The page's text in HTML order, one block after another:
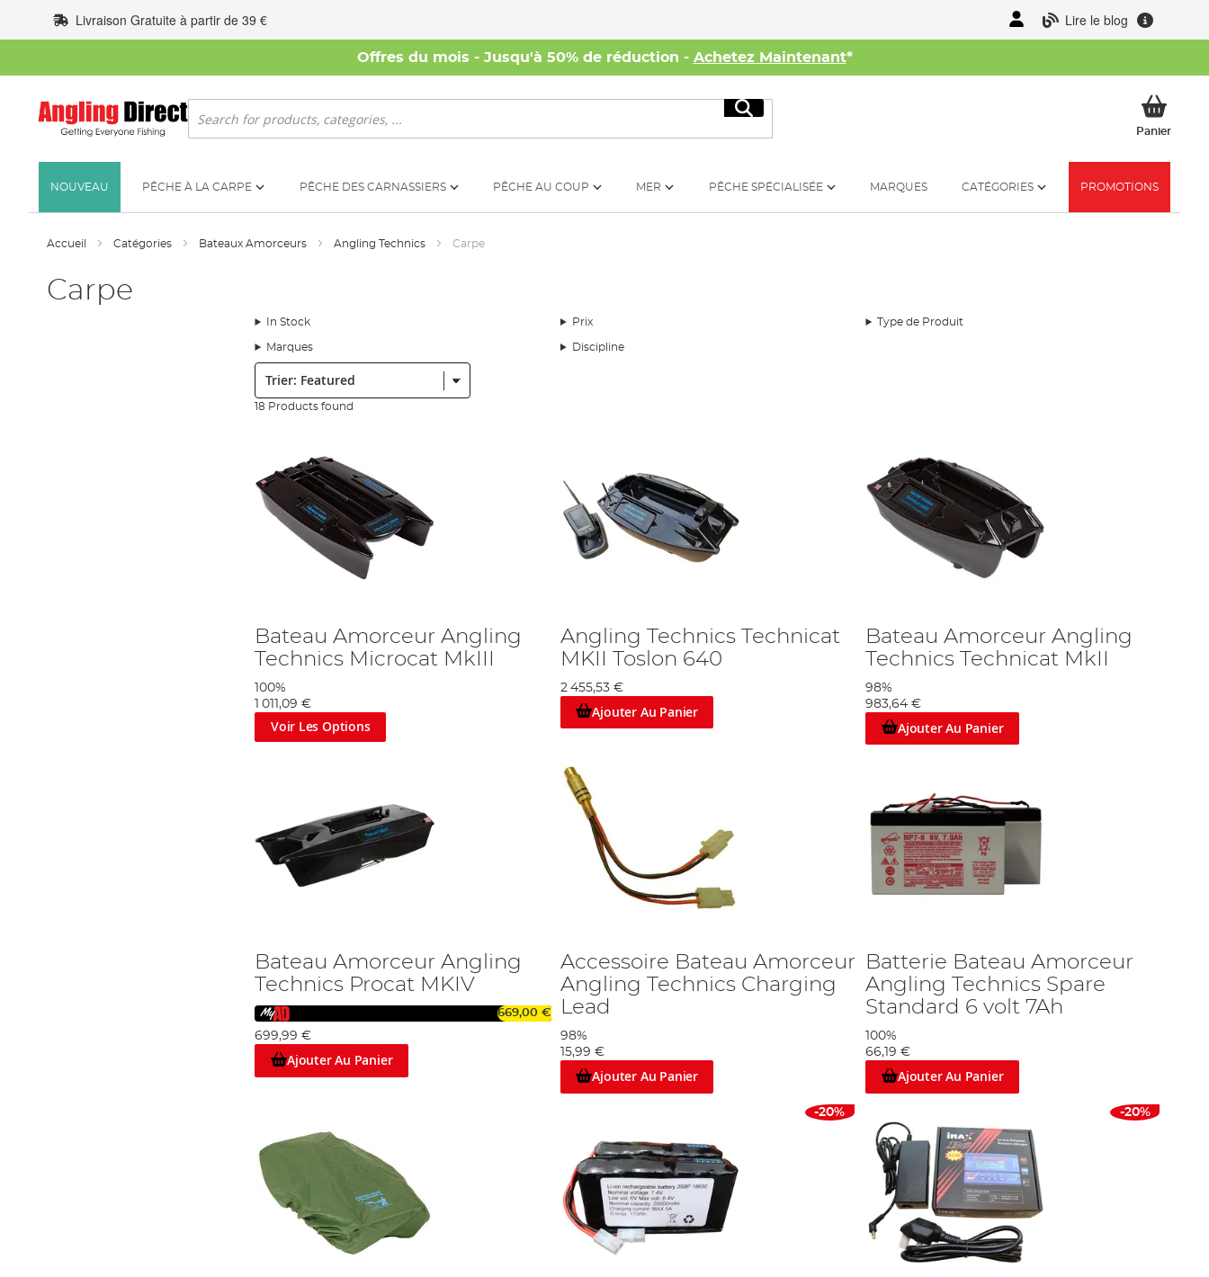
au
contenu
Lire le blog
Livraison Gratuite à partir de 39 €
Offres du mois - Jusqu'à 50% de réduction - Achetez Maintenant*
Rechercher
Rechercher
PanierMon
NOUVEAU PÊCHE À LA CARPE PÊCHE DES CARNASSIERS PÊCHE AU COUP MER PÊCHE SPÉCIALISÉE MARQUES CATÉGORIES PROMOTIONS
Accueil Catégories Bateaux Amorceurs Angling Technics Carpe
Carpe
In Stock Prix Type de Produit
Marques Discipline
Trier:
18 Products found
Bateau Amorceur Angling
Technics Microcat MkIII
100%
1 011,09 €
Voir Les Options
Angling Technics Technicat
MKII Toslon 640
2 455,53 €
Ajouter Au Panier
Bateau Amorceur Angling
Technics Technicat MkII
98%
983,64 €
Ajouter Au Panier
Bateau Amorceur Angling
Technics Procat MKIV
669,00 €
699,99 €
Ajouter Au Panier
Accessoire Bateau Amorceur
Angling Technics Charging
Lead
98%
15,99 €
Ajouter Au Panier
Batterie Bateau Amorceur
Angling Technics Spare
Standard 6 volt 7Ah
100%
66,19 €
Ajouter Au Panier
-20% -20%